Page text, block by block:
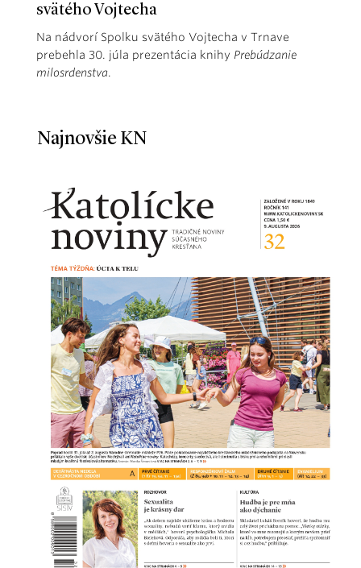
svätého Vojtecha
Na nádvorí Spolku svätého Vojtecha v Trnave
prebehla 30. júla prezentácia knihy Prebúdzanie
milosrdenstva.
Najnovšie KN